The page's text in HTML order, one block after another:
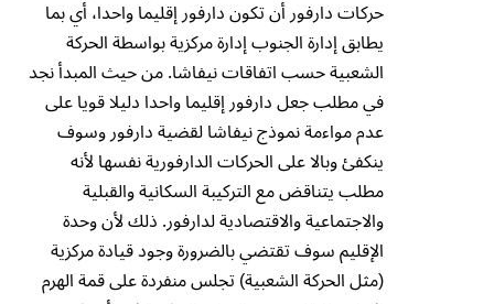
حركات دارفور أن تكون دارفور إقليما واحدا، أي بما
يطابق إدارة الجنوب إدارة مركزية بواسطة الحركة
الشعبية حسب اتفاقات نيفاشا. من حيث المبدأ نجد
في مطلب جعل دارفور إقليما واحدا دليلا قويا على
عدم مواءمة نموذج نيفاشا لقضية دارفور وسوف
ينكفئ وبالا على الحركات الدارفورية نفسها لأنه
مطلب يتناقض مع التركيبة السكانية والقبلية
والاجتماعية والاقتصادية لدارفور. ذلك لأن وحدة
الإقليم سوف تقتضي بالضرورة وجود قيادة مركزية
(مثل الحركة الشعبية) تجلس منفردة على قمة الهرم